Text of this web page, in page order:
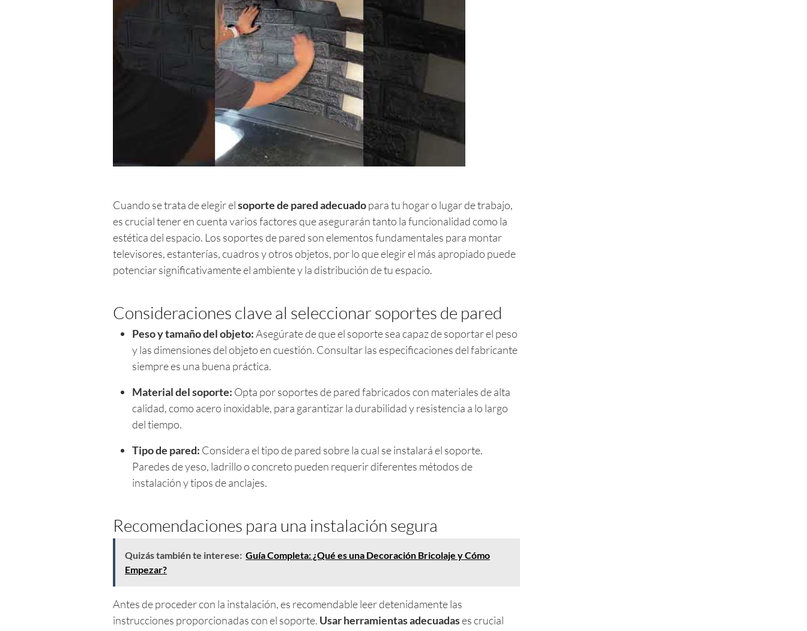
Cuando se trata de elegir elsoporte de pared adecuadopara tu hogar o lugar de trabajo,
es crucial tener en cuenta varios factores que asegurarán tanto la funcionalidad como la
estética del espacio. Los soportes de pared son elementos fundamentales para montar
televisores, estanterías, cuadros y otros objetos, por lo que elegir el más apropiado puede
potenciar significativamente el ambiente y la distribución de tu espacio.
Consideraciones clave al seleccionar soportes de pared
Peso y tamaño del objeto:Asegúrate de que el soporte sea capaz de soportar el peso
y las dimensiones del objeto en cuestión. Consultar las especificaciones del fabricante
siempre es una buena práctica.
Material del soporte: Opta por soportes de pared fabricados con materiales de alta
calidad, como acero inoxidable, para garantizar la durabilidad y resistencia a lo largo
del tiempo.
Tipo de pared: Considera el tipo de pared sobre la cual se instalará el soporte.
Paredes de yeso, ladrillo o concreto pueden requerir diferentes métodos de
instalación y tipos de anclajes.
Recomendaciones para una instalación segura
Quizás también te interese: Guía Completa: ¿Qué es una Decoración Bricolaje y Cómo
Empezar?
Antes de proceder con la instalación, es recomendable leer detenidamente las
instrucciones proporcionadas con el soporte. Usar herramientas adecuadases crucial